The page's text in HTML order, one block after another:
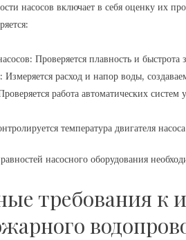
насосов включает в себя оценку их
Проверяется плавность и быстрота
Измеряется расход и напор воды,
работа автоматических
температура двигателя
насосного оборудования
требования к